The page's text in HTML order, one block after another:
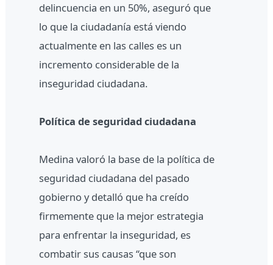
delincuencia en un 50%, aseguró que
lo que la ciudadanía está viendo
actualmente en las calles es un
incremento considerable de la
inseguridad ciudadana.
Política de seguridad ciudadana
Medina valoró la base de la política de
seguridad ciudadana del pasado
gobierno y detalló que ha creído
firmemente que la mejor estrategia
para enfrentar la inseguridad, es
combatir sus causas “que son